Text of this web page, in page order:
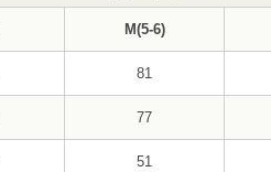
M(5-6)
81
77
51